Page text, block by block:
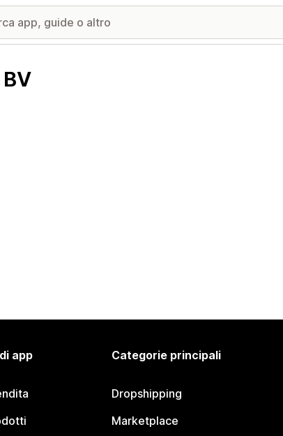
app Categorie principali
Dropshipping
Marketplace